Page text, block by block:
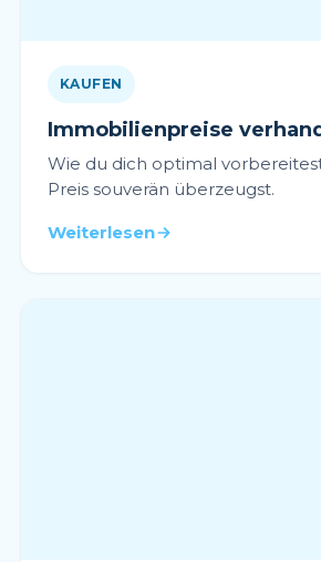
KAUFEN
Immobilienpreise
Wie du dich optimal
Preis souverän überzeugst.
Weiterlesen